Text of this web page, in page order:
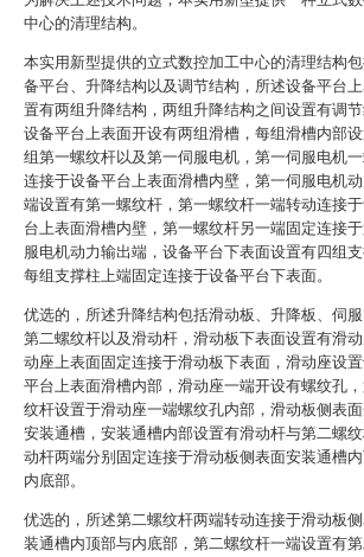
中心的清理结构。
本实用新型提供的立式数控加工中心的清理结构
备平台、升降结构以及调节结构，所述设备平台
置有两组升降结构，两组升降结构之间设置有调节
设备平台上表面开设有两组滑槽，每组滑槽内部
组第一螺纹杆以及第一伺服电机，第一伺服电机
连接于设备平台上表面滑槽内壁，第一伺服电机
端设置有第一螺纹杆，第一螺纹杆一端转动连接
台上表面滑槽内壁，第一螺纹杆另一端固定连接
服电机动力输出端，设备平台下表面设置有四组支
每组支撑柱上端固定连接于设备平台下表面。
优选的，所述升降结构包括滑动板、升降板、伺服
第二螺纹杆以及滑动杆，滑动板下表面设置有滑
动座上表面固定连接于滑动板下表面，滑动座设
平台上表面滑槽内部，滑动座一端开设有螺纹孔
纹杆设置于滑动座一端螺纹孔内部，滑动板侧表
安装通槽，安装通槽内部设置有滑动杆与第二螺
动杆两端分别固定连接于滑动板侧表面安装通槽
内底部。
优选的，所述第二螺纹杆两端转动连接于滑动板
装通槽内顶部与内底部，第二螺纹杆一端设置有